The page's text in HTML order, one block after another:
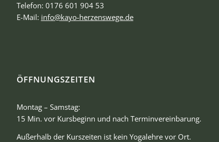
Telefon: 0176 601 904 53
E-Mail: info@kayo-herzenswege.de
ÖFFNUNGSZEITEN
Montag – Samstag:
15 Min. vor Kursbeginn und nach Terminvereinbarung.
Außerhalb der Kurszeiten ist kein Yogalehre vor Ort.